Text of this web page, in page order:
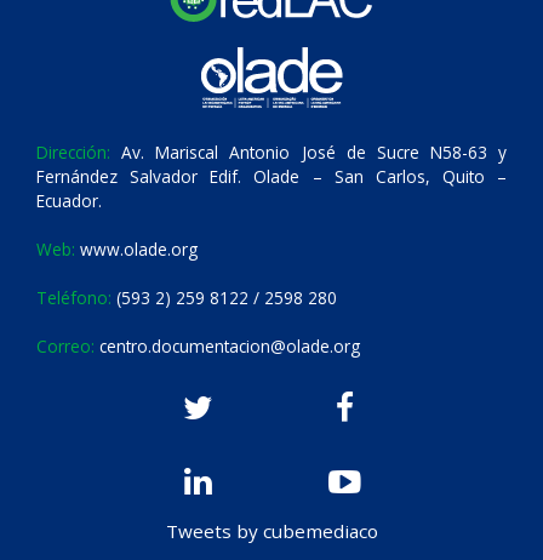
Dirección: Av. Mariscal Antonio José de Sucre N58-63 y
Fernández Salvador Edif. Olade – San Carlos, Quito –
Ecuador.
Web: www.olade.org
Teléfono: (593 2) 259 8122 / 2598 280
Correo: centro.documentacion@olade.org
Tweets by cubemediaco